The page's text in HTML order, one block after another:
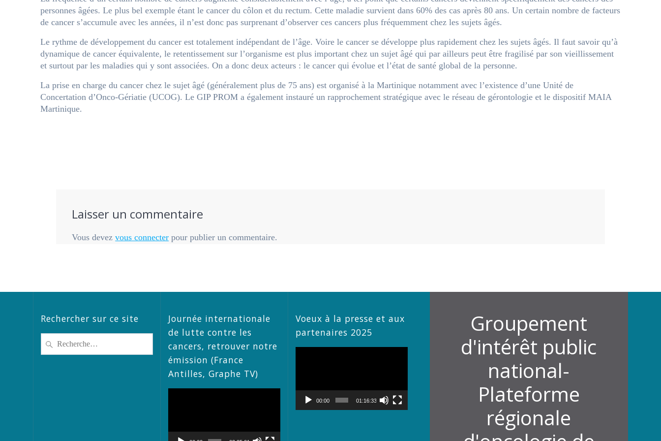
personnes âgées. Le plus bel exemple étant le cancer du côlon et du rectum. Cette maladie survient dans 60% des cas après 80 ans. Un certain nombre de facteurs
de cancer s’accumule avec les années, il n’est donc pas surprenant d’observer ces cancers plus fréquemment chez les sujets âgés.
Le rythme de développement du cancer est totalement indépendant de l’âge. Voire le cancer se développe plus rapidement chez les sujets âgés. Il faut savoir qu’à
dynamique de cancer équivalente, le retentissement sur l’organisme est plus important chez un sujet âgé qui par ailleurs peut être fragilisé par son vieillissement
et surtout par les maladies qui y sont associées. On a donc deux acteurs : le cancer qui évolue et l’état de santé global de la personne.
La prise en charge du cancer chez le sujet âgé (généralement plus de 75 ans) est organisé à la Martinique notamment avec l’existence d’une Unité de
Concertation d’Onco-Gériatie (UCOG). Le GIP PROM a également instauré un rapprochement stratégique avec le réseau de gérontologie et le dispositif MAIA
Martinique.
Laisser un commentaire
Vous devezvous connecter pour publier un commentaire.
Rechercher sur ce site
pour
Journée internationale
de lutte contre les
cancers, retrouver notre
émission (France
Antilles, Graphe TV)
Voeux à la presse et aux
partenaires 2025
00:00 01:16:33
Groupement
d'intérêt public
national-
Plateforme
régionale